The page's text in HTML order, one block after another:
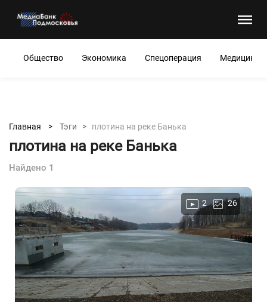
Общество Экономика Спецоперация Медицина
Главная > Тэги > плотина на реке Банька
плотина на реке Банька
Найдено 1
2 26